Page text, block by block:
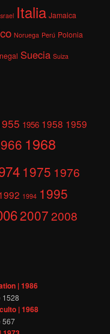
Italia Jamaica
Noruega Perú Polonia
Suecia Suiza
1956 1958 1959
1968
1975 1976
1994 1995
20072008
| 1986
1528
| 1968
567